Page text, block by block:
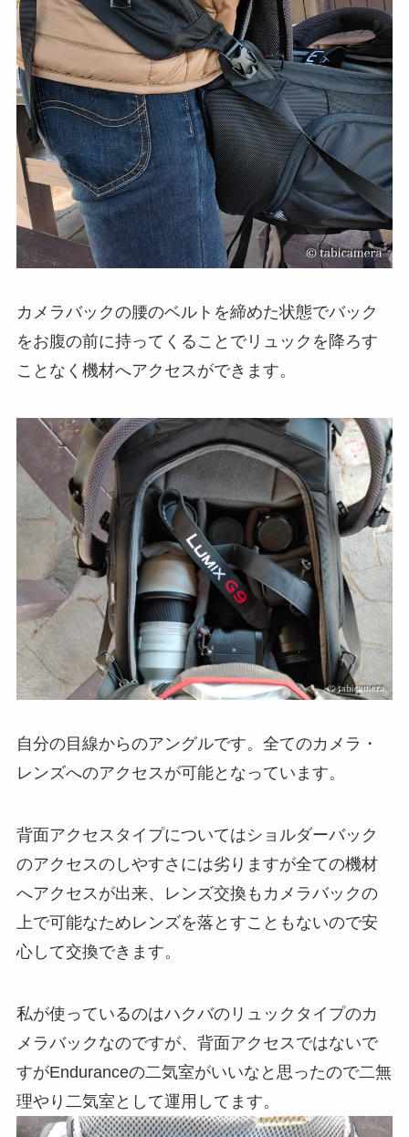
カメラバックの腰のベルトを締めた状態でバック
をお腹の前に持ってくることでリュックを降ろす
ことなく機材へアクセスができます。
自分の目線からのアングルです。全てのカメラ・
レンズへのアクセスが可能となっています。
背面アクセスタイプについてはショルダーバック
のアクセスのしやすさには劣りますが全ての機材
へアクセスが出来、レンズ交換もカメラバックの
上で可能なためレンズを落とすこともないので安
心して交換できます。
私が使っているのはハクバのリュックタイプのカ
メラバックなのですが、背面アクセスではないで
すがEnduranceの二気室がいいなと思ったので二無
理やり二気室として運用してます。